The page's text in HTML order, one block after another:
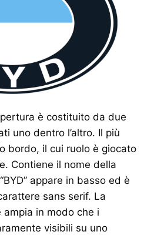
è costituito da due
uno dentro l’altro. Il più
bordo, il cui ruolo è giocato
Contiene il nome della
appare in basso ed è
sans serif. La
in modo che i
visibili su uno